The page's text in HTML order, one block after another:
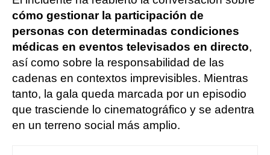
cómo gestionar la participación de
personas con determinadas condiciones
médicas en eventos televisados en directo,
así como sobre la responsabilidad de las
cadenas en contextos imprevisibles. Mientras
tanto, la gala queda marcada por un episodio
que trasciende lo cinematográfico y se adentra
en un terreno social más amplio.